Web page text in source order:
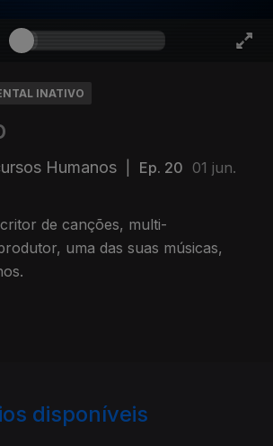
INATIVO
Humanos Ep. 20 01 jun.
de canções, multi-
uma das suas músicas,
disponíveis